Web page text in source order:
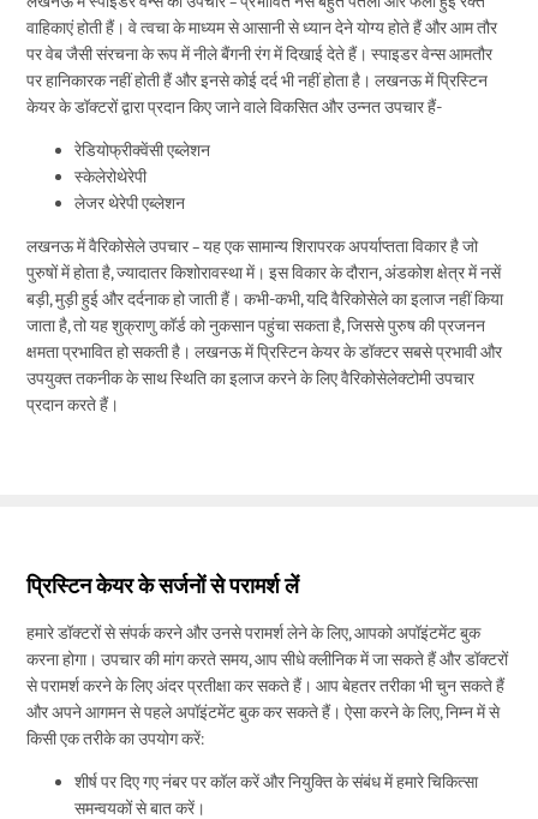
वाहिकाएं होती हैं। वे त्वचा के माध्यम से आसानी से ध्यान देने योग्य होते हैं और आम तौर
पर वेब जैसी संरचना के रूप में नीले बैंगनी रंग में दिखाई देते हैं। स्पाइडर वेन्स आमतौर
पर हानिकारक नहीं होती हैं और इनसे कोई दर्द भी नहीं होता है। लखनऊ में प्रिस्टिन
केयर के डॉक्टरों द्वारा प्रदान किए जाने वाले विकसित और उन्नत उपचार हैं-
रेडियोफ्रीक्वेंसी एब्लेशन
स्केलेरोथेरेपी
लेजर थेरेपी एब्लेशन
लखनऊ में वैरिकोसेले उपचार – यह एक सामान्य शिरापरक अपर्याप्तता विकार है जो
पुरुषों में होता है, ज्यादातर किशोरावस्था में। इस विकार के दौरान, अंडकोश क्षेत्र में नसें
बड़ी, मुड़ी हुई और दर्दनाक हो जाती हैं। कभी-कभी, यदि वैरिकोसेले का इलाज नहीं किया
जाता है, तो यह शुक्राणु कॉर्ड को नुकसान पहुंचा सकता है, जिससे पुरुष की प्रजनन
क्षमता प्रभावित हो सकती है। लखनऊ में प्रिस्टिन केयर के डॉक्टर सबसे प्रभावी और
उपयुक्त तकनीक के साथ स्थिति का इलाज करने के लिए वैरिकोसेलेक्टोमी उपचार
प्रदान करते हैं।
प्रिस्टिन केयर के सर्जनों से परामर्श लें
हमारे डॉक्टरों से संपर्क करने और उनसे परामर्श लेने के लिए, आपको अपॉइंटमेंट बुक
करना होगा। उपचार की मांग करते समय, आप सीधे क्लीनिक में जा सकते हैं और डॉक्टरों
से परामर्श करने के लिए अंदर प्रतीक्षा कर सकते हैं। आप बेहतर तरीका भी चुन सकते हैं
और अपने आगमन से पहले अपॉइंटमेंट बुक कर सकते हैं। ऐसा करने के लिए, निम्न में से
किसी एक तरीके का उपयोग करें:
शीर्ष पर दिए गए नंबर पर कॉल करें और नियुक्ति के संबंध में हमारे चिकित्सा
समन्वयकों से बात करें।